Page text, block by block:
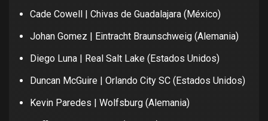
Cade Cowell | Chivas de Guadalajara (México)
Johan Gomez | Eintracht Braunschweig (Alemania)
Diego Luna | Real Salt Lake (Estados Unidos)
Duncan McGuire | Orlando City SC (Estados Unidos)
Kevin Paredes | Wolfsburg (Alemania)